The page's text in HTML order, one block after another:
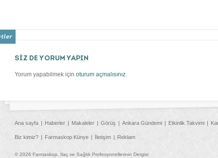
SİZ DE YORUM YAPIN
Yorum yapabilmek için oturum açmalısınız.
Ana sayfa Haberler Makaleler Görüş Ankara Gündemi Etkinlik Takvimi
Biz kimiz? Farmaskop Künye İletişim Reklam
© 2026 Farmaskop, İlaç ve Sağlık Profesyonellerinin Dergisi